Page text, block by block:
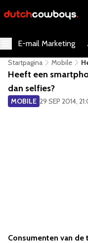
E-mail Marketing
Startpagina Mobile
Heeft een
dan selfies?
MOBILE 29 SEP 2014,
Consumenten van de